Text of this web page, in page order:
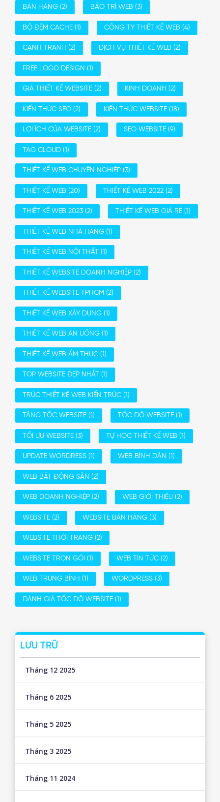
BÀN HÀNG (2) BẢO TRÌ WEB (3)
BỘ ĐỆM CACHE (1) CÔNG TY THIẾT KẾ WEB (4)
CẠNH TRANH (2) DỊCH VỤ THIẾT KẾ WEB (2)
FREE LOGO DESIGN (1)
GIÁ THIẾT KẾ WEBSITE (2) KINH DOANH (2)
KIẾN THỨC SEO (2) KIẾN THỨC WEBSITE(18)
LỢI ÍCH CỦA WEBSITE (2) SEO WEBSITE(9)
TAG CLOUD (1)
THIẾT KẾ WEB CHUYÊN NGHIỆP (3)
THIẾT KẾ WEB (20) THIẾT KẾ WEB 2022(2)
THIẾT KẾ WEB 2023 (2) THIẾT KẾ WEB GIÁ RẺ(1)
THIẾT KẾ WEB NHÀ HÀNG (1)
THIẾT KẾ WEB NỘI THẤT (1)
THIẾT KẾ WEBSITE DOANH NGHIỆP (2)
THIẾT KẾ WEBSITE TPHCM (2)
THIẾT KẾ WEB XÂY DỰNG (1)
THIẾT KẾ WEB ĂN UỐNG (1)
THIẾT KẾ WEB ẨM THỰC (1)
TOP WEBSITE ĐẸP NHẤT (1)
TRÚC THIẾT KẾ WEB KIẾN TRÚC (1)
TĂNG TỐC WEBSITE (1) TỐC ĐỘ WEBSITE(1)
TỐI ƯU WEBSITE (3) TỰ HỌC THIẾT KẾ WEB (1)
UPDATE WORDRESS (1) WEB BÌNH DÂN (1)
WEB BẤT ĐỘNG SẢN (2)
WEB DOANH NGHIỆP (2) WEB GIỚI THIỆU(2)
WEBSITE (2) WEBSITE BÁN HÀNG(3)
WEBSITE THỜI TRANG (2)
WEBSITE TRỌN GÓI (1) WEB TIN TỨC(2)
WEB TRUNG BÌNH (1) WORDPRESS(3)
ĐÁNH GIÁ TỐC ĐỘ WEBSITE (1)
LƯU TRỮ
Tháng 12 2025
Tháng 6 2025
Tháng 5 2025
Tháng 3 2025
Tháng 11 2024